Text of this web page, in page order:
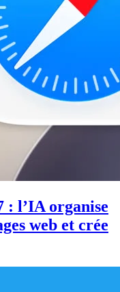
: l’IA organise
web et crée